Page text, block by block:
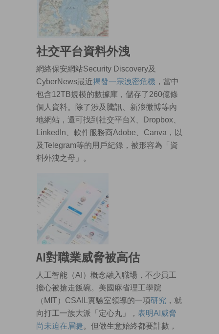
社交平台資料外洩
網絡保安網站Security Discovery及
CyberNews最近揭發一宗洩密危機 ，當中
包含12TB規模的數據庫，儲存了260億條
個人資料。除了涉及騰訊、新浪微博等內
地網站，還可找到社交平台X、Dropbox、
LinkedIn、軟件服務商Adobe、Canva，以
及Telegram等的用戶紀錄，被形容為「資
料外洩之母」。
AI對職業威脅被高估
人工智能（AI）概念融入職場，不少員工
擔心被搶走飯碗。美國麻省理工學院
（MIT）CSAIL實驗室領導的一項研究 ，就
向打工一族大派「定心丸」， 表明AI威脅
尚未迫在眉睫。但做生意始終都要計數，